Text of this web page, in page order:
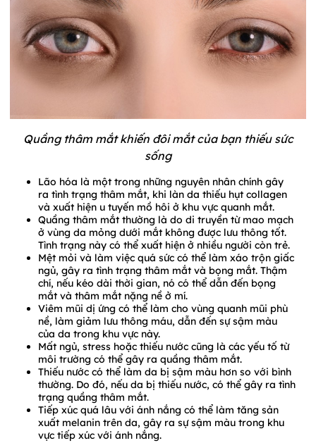
Quầng thâm mắt khiến đôi mắt của bạn thiếu sức
sống
Lão hóa là một trong những nguyên nhân chính gây
ra tình trạng thâm mắt, khi làn da thiếu hụt collagen
và xuất hiện u tuyến mồ hôi ở khu vực quanh mắt.
Quầng thâm mắt thường là do di truyền từ mao mạch
ở vùng da mỏng dưới mắt không được lưu thông tốt.
Tình trạng này có thể xuất hiện ở nhiều người còn trẻ.
Mệt mỏi và làm việc quá sức có thể làm xáo trộn giấc
ngủ, gây ra tình trạng thâm mắt và bọng mắt. Thậm
chí, nếu kéo dài thời gian, nó có thể dẫn đến bọng
mắt và thâm mắt nặng nề ở mí.
Viêm mũi dị ứng có thể làm cho vùng quanh mũi phù
nề, làm giảm lưu thông máu, dẫn đến sự sậm màu
của da trong khu vực này.
Mất ngủ, stress hoặc thiếu nước cũng là các yếu tố từ
môi trường có thể gây ra quầng thâm mắt.
Thiếu nước có thể làm da bị sậm màu hơn so với bình
thường. Do đó, nếu da bị thiếu nước, có thể gây ra tình
trạng quầng thâm mắt.
Tiếp xúc quá lâu với ánh nắng có thể làm tăng sản
xuất melanin trên da, gây ra sự sậm màu trong khu
vực tiếp xúc với ánh nắng.